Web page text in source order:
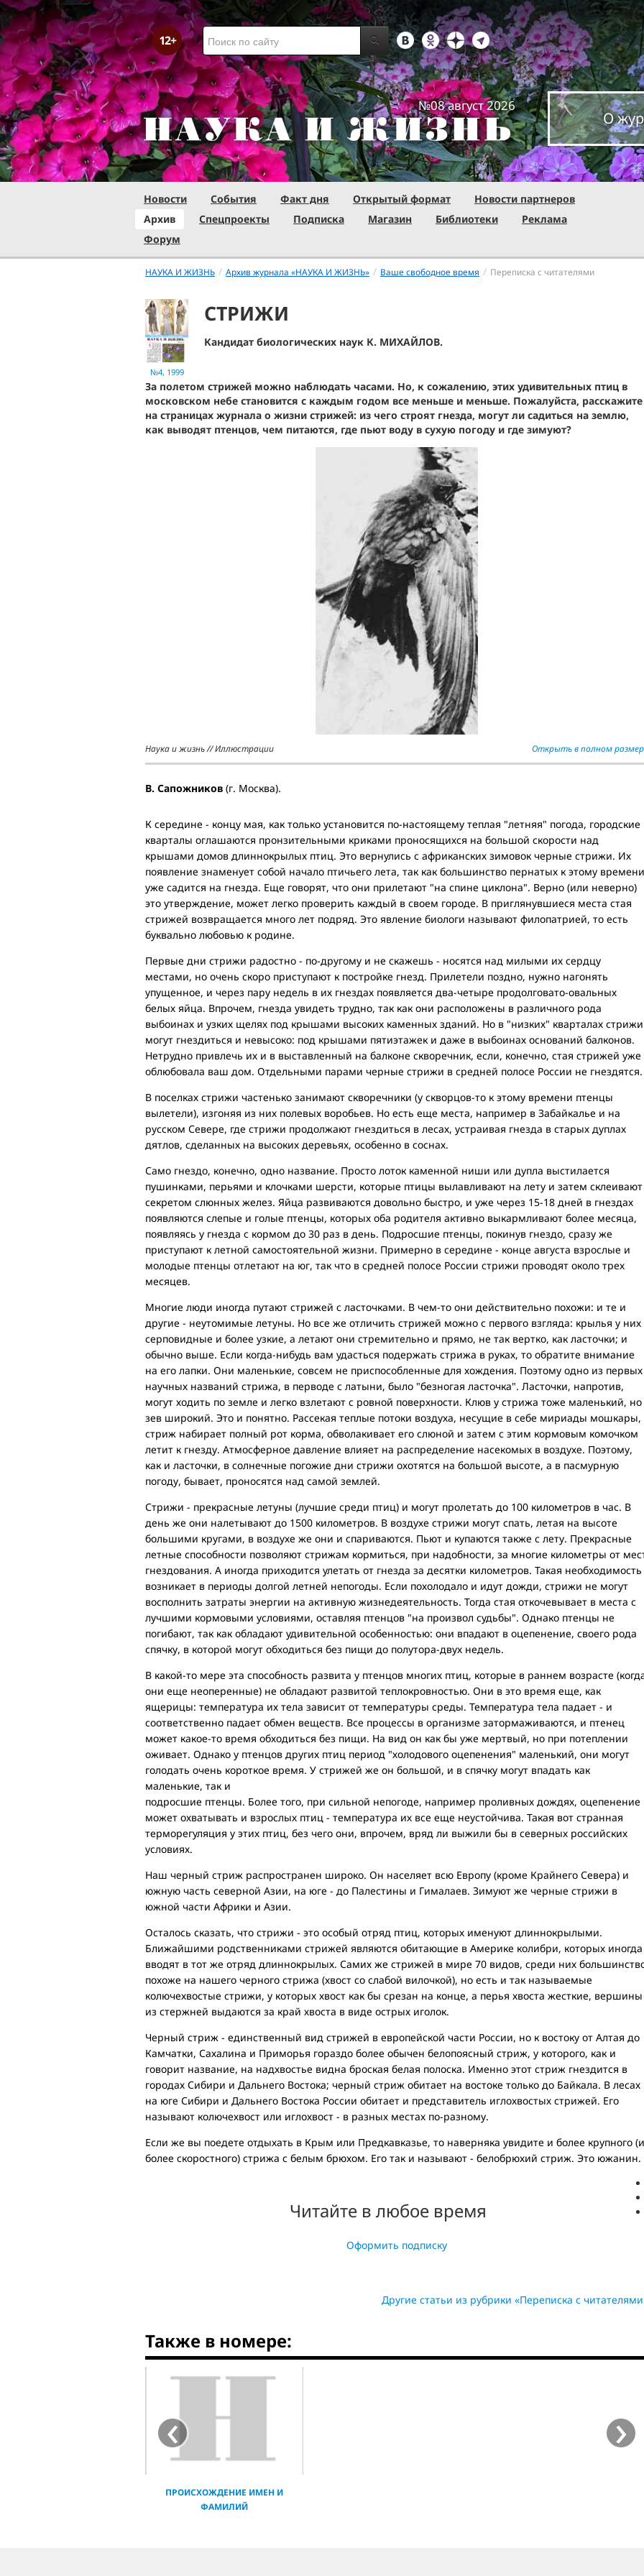
№08 август 2026
О
Новости События Факт дня Открытый формат
Новости партнеров
Архив
Спецпроекты Подписка Магазин Библиотеки
Реклама
Форум
НАУКА И ЖИЗНЬ / Архив журнала «НАУКА И ЖИЗНЬ» / Ваше свободное время / Переписка с читателями
№4, 1999
СТРИЖИ
Кандидат биологических наук К. МИХАЙЛОВ.
За полетом стрижей можно наблюдать часами. Но, к сожалению, этих удивительных птиц в
московском небе становится с каждым годом все меньше и меньше. Пожалуйста, расскажите
на страницах журнала о жизни стрижей: из чего строят гнезда, могут ли садиться на землю,
как выводят птенцов, чем питаются, где пьют воду в сухую погоду и где зимуют?
Наука и жизнь // Иллюстрации Открыть в полном
В. Сапожников (г. Москва).
К середине - концу мая, как только установится по-настоящему теплая "летняя" погода, городские
кварталы оглашаются пронзительными криками проносящихся на большой скорости над
крышами домов длиннокрылых птиц. Это вернулись с африканских зимовок черные стрижи. Их
появление знаменует собой начало птичьего лета, так как большинство пернатых к этому времени
уже садится на гнезда. Еще говорят, что они прилетают "на спине циклона". Верно (или неверно)
это утверждение, может легко проверить каждый в своем городе. В приглянувшиеся места стая
стрижей возвращается много лет подряд. Это явление биологи называют филопатрией, то есть
буквально любовью к родине.
Первые дни стрижи радостно - по-другому и не скажешь - носятся над милыми их сердцу
местами, но очень скоро приступают к постройке гнезд. Прилетели поздно, нужно нагонять
упущенное, и через пару недель в их гнездах появляется два-четыре продолговато-овальных
белых яйца. Впрочем, гнезда увидеть трудно, так как они расположены в различного рода
выбоинах и узких щелях под крышами высоких каменных зданий. Но в "низких" кварталах стрижи
могут гнездиться и невысоко: под крышами пятиэтажек и даже в выбоинах оснований балконов.
Нетрудно привлечь их и в выставленный на балконе скворечник, если, конечно, стая стрижей уже
облюбовала ваш дом. Отдельными парами черные стрижи в средней полосе России не гнездятся.
В поселках стрижи частенько занимают скворечники (у скворцов-то к этому времени птенцы
вылетели), изгоняя из них полевых воробьев. Но есть еще места, например в Забайкалье и на
русском Севере, где стрижи продолжают гнездиться в лесах, устраивая гнезда в старых дуплах
дятлов, сделанных на высоких деревьях, особенно в соснах.
Само гнездо, конечно, одно название. Просто лоток каменной ниши или дупла выстилается
пушинками, перьями и клочками шерсти, которые птицы вылавливают на лету и затем склеивают
секретом слюнных желез. Яйца развиваются довольно быстро, и уже через 15-18 дней в гнездах
появляются слепые и голые птенцы, которых оба родителя активно выкармливают более месяца,
появляясь у гнезда с кормом до 30 раз в день. Подросшие птенцы, покинув гнездо, сразу же
приступают к летной самостоятельной жизни. Примерно в середине - конце августа взрослые и
молодые птенцы отлетают на юг, так что в средней полосе России стрижи проводят около трех
месяцев.
Многие люди иногда путают стрижей с ласточками. В чем-то они действительно похожи: и те и
другие - неутомимые летуны. Но все же отличить стрижей можно с первого взгляда: крылья у них
серповидные и более узкие, а летают они стремительно и прямо, не так вертко, как ласточки; и
обычно выше. Если когда-нибудь вам удасться подержать стрижа в руках, то обратите внимание
на его лапки. Они маленькие, совсем не приспособленные для хождения. Поэтому одно из первых
научных названий стрижа, в перводе с латыни, было "безногая ласточка". Ласточки, напротив,
могут ходить по земле и легко взлетают с ровной поверхности. Клюв у стрижа тоже маленький, но
зев широкий. Это и понятно. Рассекая теплые потоки воздуха, несущие в себе мириады мошкары,
стриж набирает полный рот корма, обволакивает его слюной и затем с этим кормовым комочком
летит к гнезду. Атмосферное давление влияет на распределение насекомых в воздухе. Поэтому,
как и ласточки, в солнечные погожие дни стрижи охотятся на большой высоте, а в пасмурную
погоду, бывает, проносятся над самой землей.
Стрижи - прекрасные летуны (лучшие среди птиц) и могут пролетать до 100 километров в час. В
день же они налетывают до 1500 километров. В воздухе стрижи могут спать, летая на высоте
большими кругами, в воздухе же они и спариваются. Пьют и купаются также с лету. Прекрасные
летные способности позволяют стрижам кормиться, при надобности, за многие километры от
гнездования. А иногда приходится улетать от гнезда за десятки километров. Такая необходимость
возникает в периоды долгой летней непогоды. Если похолодало и идут дожди, стрижи не могут
восполнить затраты энергии на активную жизнедеятельность. Тогда стая откочевывает в места с
лучшими кормовыми условиями, оставляя птенцов "на произвол судьбы". Однако птенцы не
погибают, так как обладают удивительной особенностью: они впадают в оцепенение, своего рода
спячку, в которой могут обходиться без пищи до полутора-двух недель.
В какой-то мере эта способность развита у птенцов многих птиц, которые в раннем возрасте
они еще неоперенные) не обладают развитой теплокровностью. Они в это время еще, как
ящерицы: температура их тела зависит от температуры среды. Температура тела падает - и
соответственно падает обмен веществ. Все процессы в организме затормаживаются, и птенец
может какое-то время обходиться без пищи. На вид он как бы уже мертвый, но при потеплении
оживает. Однако у птенцов других птиц период "холодового оцепенения" маленький, они могут
голодать очень короткое время. У стрижей же он большой, и в спячку могут впадать как
маленькие, так и
подросшие птенцы. Более того, при сильной непогоде, например проливных дождях, оцепенение
может охватывать и взрослых птиц - температура их все еще неустойчива. Такая вот странная
терморегуляция у этих птиц, без чего они, впрочем, вряд ли выжили бы в северных российских
условиях.
Наш черный стриж распространен широко. Он населяет всю Европу (кроме Крайнего Севера) и
южную часть северной Азии, на юге - до Палестины и Гималаев. Зимуют же черные стрижи в
южной части Африки и Азии.
Осталось сказать, что стрижи - это особый отряд птиц, которых именуют длиннокрылыми.
Ближайшими родственниками стрижей являются обитающие в Америке колибри, которых иногда
вводят в тот же отряд длиннокрылых. Самих же стрижей в мире 70 видов, среди них
похоже на нашего черного стрижа (хвост со слабой вилочкой), но есть и так называемые
колючехвостые стрижи, у которых хвост как бы срезан на конце, а перья хвоста жесткие, вершины
из стержней выдаются за край хвоста в виде острых иголок.
Черный стриж - единственный вид стрижей в европейской части России, но к востоку от Алтая до
Камчатки, Сахалина и Приморья гораздо более обычен белопоясный стриж, у которого, как и
говорит название, на надхвостье видна броская белая полоска. Именно этот стриж гнездится в
городах Сибири и Дальнего Востока; черный стриж обитает на востоке только до Байкала. В лесах
на юге Сибири и Дальнего Востока России обитает и представитель иглохвостых стрижей. Его
называют колючехвост или иглохвост - в разных местах по-разному.
Если же вы поедете отдыхать в Крым или Предкавказье, то наверняка увидите и более крупного (и
более скоростного) стрижа с белым брюхом. Его так и называют - белобрюхий стриж. Это южанин.
Читайте в любое время
Оформить подписку
Другие статьи из рубрики «Переписка с
Также в номере:
ПРОИСХОЖДЕНИЕ ИМЕН И
ФАМИЛИЙ
‹ ›